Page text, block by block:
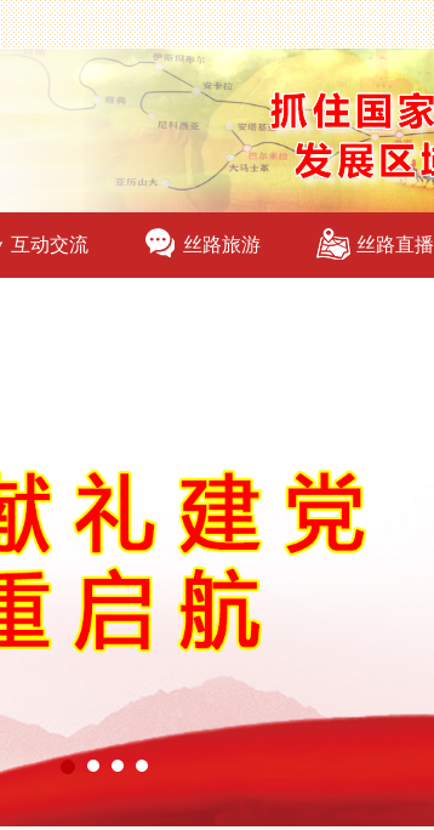
互动交流 丝路旅游 丝路直播